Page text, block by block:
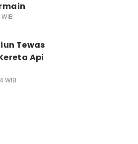
WIB
Tewas
Api
WIB